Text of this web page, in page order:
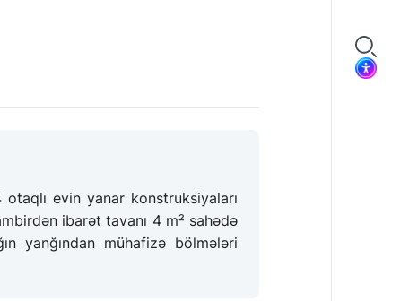
evin yanar konstruksiyaları
ibarət tavanı 4 m² sahədə
yanğından mühafizə bölmələri